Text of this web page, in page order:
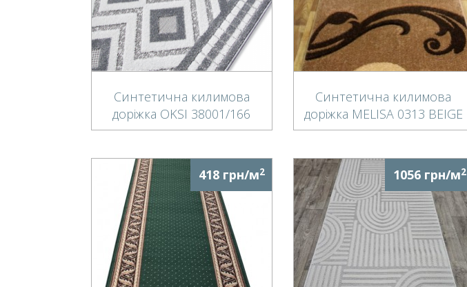
Синтетична килимова
доріжка OKSI 38001/166
(runner)
Синтетична килимова
доріжка MELISA 0313 BEIGE
418 грн/м2 1056 грн/м2